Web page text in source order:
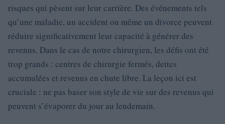
risques qui pèsent sur leur carrière. Des événements tels
qu’une maladie, un accident ou même un divorce peuvent
réduire significativement leur capacité à générer des
revenus. Dans le cas de notre chirurgien, les défis ont été
trop grands : centres de chirurgie fermés, dettes
accumulées et revenus en chute libre. La leçon ici est
cruciale : ne pas baser son style de vie sur des revenus qui
peuvent s’évaporer du jour au lendemain.